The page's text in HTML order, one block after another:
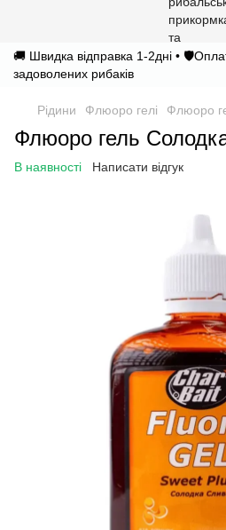
🚚 Швидка відправка 1-2дні •
задоволених рибаків
Рідини Флюоро гелі Флюоро
Флюоро гель
В наявності Написати відгук